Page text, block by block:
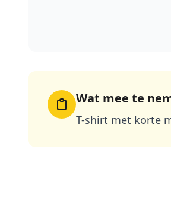
Wat mee te
T-shirt met korte